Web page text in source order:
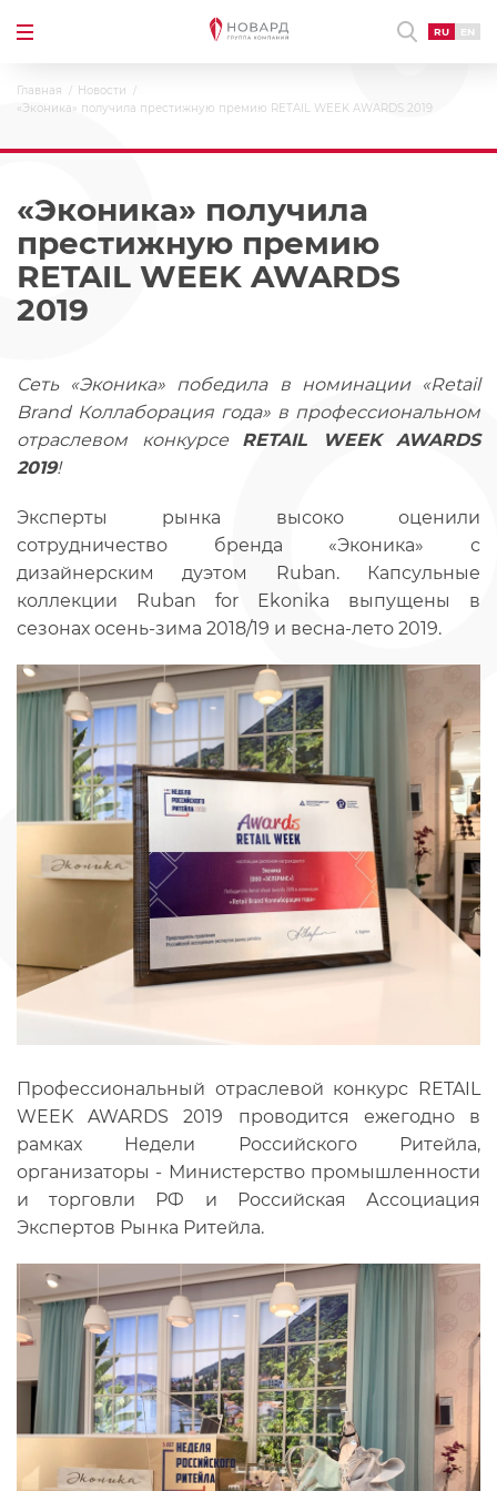
RU EN
Главная
Новости
«Эконика» получила престижную премию RETAIL WEEK AWARDS 2019
«Эконика» получила
престижную премию
RETAIL WEEK AWARDS
2019
Сеть «Эконика» победила в номинации «Retail
Brand Коллаборация года» в профессиональном
отраслевом конкурсе RETAIL WEEK AWARDS
2019!
Эксперты рынка высоко оценили
сотрудничество бренда «Эконика» с
дизайнерским дуэтом Ruban. Капсульные
коллекции Ruban for Ekonika выпущены в
сезонах осень-зима 2018/19 и весна-лето 2019.
Профессиональный отраслевой конкурс RETAIL
WEEK AWARDS 2019 проводится ежегодно в
рамках Недели Российского Ритейла,
организаторы - Министерство промышленности
и торговли РФ и Российская Ассоциация
Экспертов Рынка Ритейла.